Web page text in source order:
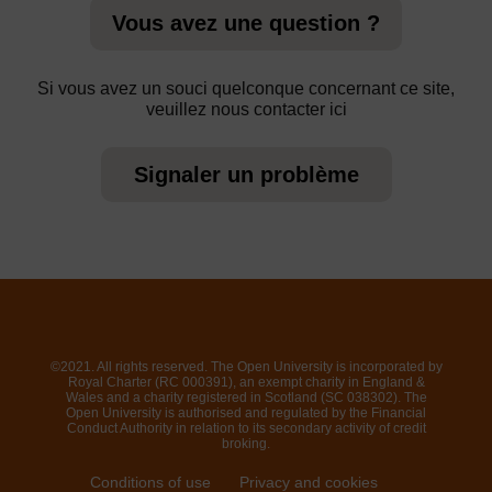
Vous avez une question ?
Si vous avez un souci quelconque concernant ce site,
veuillez nous contacter ici
Signaler un problème
©2021. All rights reserved. The Open University is incorporated by
Royal Charter (RC 000391), an exempt charity in England &
Wales and a charity registered in Scotland (SC 038302). The
Open University is authorised and regulated by the Financial
Conduct Authority in relation to its secondary activity of credit
broking.
Conditions of use Privacy and cookies